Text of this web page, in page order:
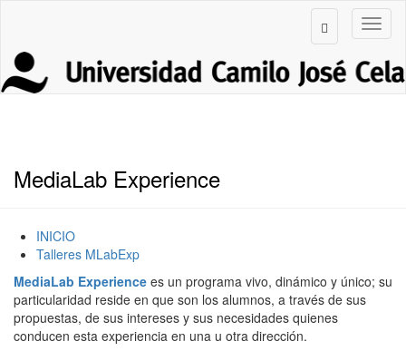
MediaLab Experience
INICIO
Talleres MLabExp
MediaLab Experience es un programa vivo, dinámico y único; su
particularidad reside en que son los alumnos, a través de sus
propuestas, de sus intereses y sus necesidades quienes
conducen esta experiencia en una u otra dirección.